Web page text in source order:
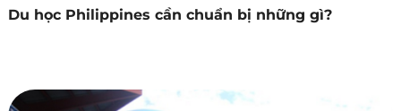
Du học Philippines cần chuẩn bị những gì?